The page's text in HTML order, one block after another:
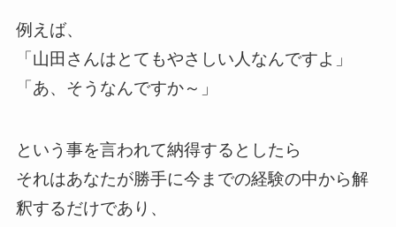
例えば、
「山田さんはとてもやさしい人なんですよ」
「あ、そうなんですか～」
という事を言われて納得するとしたら
それはあなたが勝手に今までの経験の中から解
釈するだけであり、